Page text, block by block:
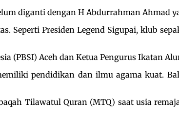
diganti dengan H Abdurrahman Ahmad
Seperti Presiden Legend Sigupai, klub
(PBSI) Aceh dan Ketua Pengurus Ikatan
pendidikan dan ilmu agama kuat.
Tilawatul Quran (MTQ) saat usia